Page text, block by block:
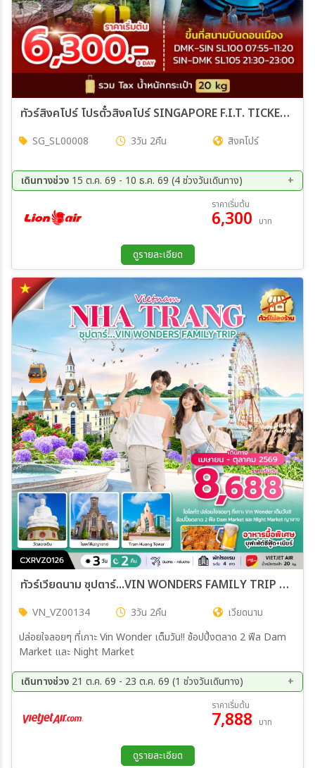
ทัวร์สิงคโปร์ โปรตั๋วสิงคโปร์ SINGAPORE F.I.T. TICKET 3วัน 2คืน (SL)
SG_SL00008 3วัน 2คืน สิงคโปร์
เดินทางช่วง 15 ต.ค. 69 - 10 ธ.ค. 69 (4 ช่วงวันเดินทาง)
21 ต.ค. 69 - 23 ต.ค. 69
22 ต.ค. 69 - 24 ต.ค. 69
23 ต.ค. 69 - 25 ต.ค. 69
ราคาเริ่มต้น
6,300 บาท
ดูรายละเอียด
ทัวร์เวียดนาม ซุปตาร์...VIN WONDERS FAMILY TRIP *บินสาย-กลับบ่าย* 3วัน 2คืน (VZ)
VN_VZ00134 3วัน 2คืน
เวียดนาม
ปล่อยใจลอยๆ ที่เกาะ Vin Wonder เต็มวัน!! ช้อปปิ้งตลาด 2 ฟีล Dam
Market และ Night Market
เดินทางช่วง 21 ต.ค. 69 - 23 ต.ค. 69 (1 ช่วงวันเดินทาง)
ราคาเริ่มต้น
7,888 บาท
ดูรายละเอียด